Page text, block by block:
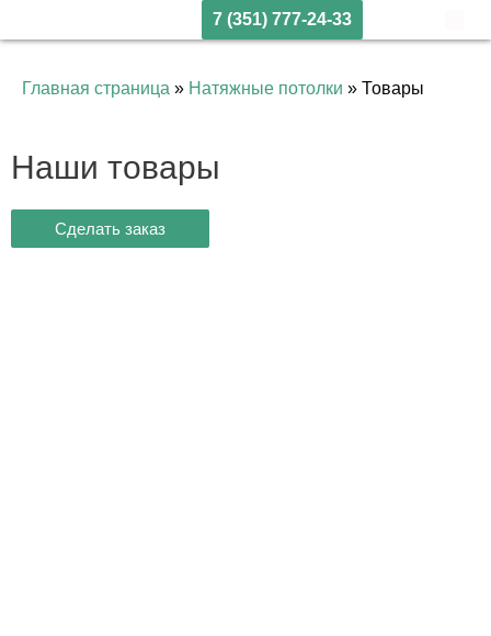
7 (351) 777-24-33
Главная страница » Натяжные потолки » Товары
Наши товары
Сделать заказ